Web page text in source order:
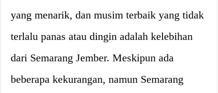
yang menarik, dan musim terbaik yang tidak
terlalu panas atau dingin adalah kelebihan
dari Semarang Jember. Meskipun ada
beberapa kekurangan, namun Semarang